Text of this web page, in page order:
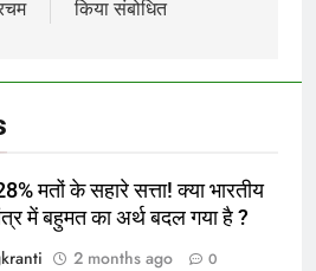
किया संबोधित
मतों के सहारे सत्ता! क्या भारतीय
में बहुमत का अर्थ बदल गया है ?
2 months ago 0